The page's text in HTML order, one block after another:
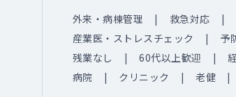
外来・病棟管理 救急対応
産業医・ストレスチェック
予
残業なし
60代以上歓迎
病院
クリニック 老健